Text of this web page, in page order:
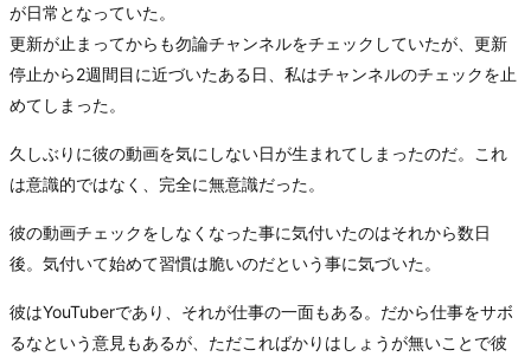
が日常となっていた。
更新が止まってからも勿論チャンネルをチェックしていたが、更新
停止から2週間目に近づいたある日、私はチャンネルのチェックを止
めてしまった。
久しぶりに彼の動画を気にしない日が生まれてしまったのだ。これ
は意識的ではなく、完全に無意識だった。
彼の動画チェックをしなくなった事に気付いたのはそれから数日
後。気付いて始めて習慣は脆いのだという事に気づいた。
彼はYouTuberであり、それが仕事の一面もある。だから仕事をサボ
るなという意見もあるが、ただこればかりはしょうが無いことで彼